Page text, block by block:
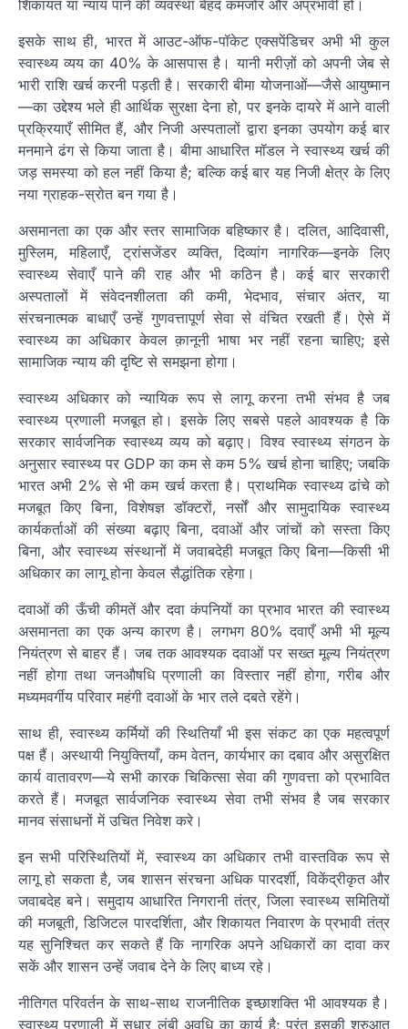
शिकायत या न्याय पाने की व्यवस्था बेहद कमजोर और अप्रभावी हो।
इसके साथ ही, भारत में आउट-ऑफ-पॉकेट एक्सपेंडिचर अभी भी कुल
स्वास्थ्य व्यय का 40% के आसपास है। यानी मरीज़ों को अपनी जेब से
भारी राशि खर्च करनी पड़ती है। सरकारी बीमा योजनाओं—जैसे आयुष्मान
—का उद्देश्य भले ही आर्थिक सुरक्षा देना हो, पर इनके दायरे में आने वाली
प्रक्रियाएँ सीमित हैं, और निजी अस्पतालों द्वारा इनका उपयोग कई बार
मनमाने ढंग से किया जाता है। बीमा आधारित मॉडल ने स्वास्थ्य खर्च की
जड़ समस्या को हल नहीं किया है; बल्कि कई बार यह निजी क्षेत्र के लिए
नया ग्राहक-स्रोत बन गया है।
असमानता का एक और स्तर सामाजिक बहिष्कार है। दलित, आदिवासी,
मुस्लिम, महिलाएँ, ट्रांसजेंडर व्यक्ति, दिव्यांग नागरिक—इनके लिए
स्वास्थ्य सेवाएँ पाने की राह और भी कठिन है। कई बार सरकारी
अस्पतालों में संवेदनशीलता की कमी, भेदभाव, संचार अंतर, या
संरचनात्मक बाधाएँ उन्हें गुणवत्तापूर्ण सेवा से वंचित रखती हैं। ऐसे में
स्वास्थ्य का अधिकार केवल क़ानूनी भाषा भर नहीं रहना चाहिए; इसे
सामाजिक न्याय की दृष्टि से समझना होगा।
स्वास्थ्य अधिकार को न्यायिक रूप से लागू करना तभी संभव है जब
स्वास्थ्य प्रणाली मजबूत हो। इसके लिए सबसे पहले आवश्यक है कि
सरकार सार्वजनिक स्वास्थ्य व्यय को बढ़ाए। विश्व स्वास्थ्य संगठन के
अनुसार स्वास्थ्य पर GDP का कम से कम 5% खर्च होना चाहिए; जबकि
भारत अभी 2% से भी कम खर्च करता है। प्राथमिक स्वास्थ्य ढांचे को
मजबूत किए बिना, विशेषज्ञ डॉक्टरों, नर्सों और सामुदायिक स्वास्थ्य
कार्यकर्ताओं की संख्या बढ़ाए बिना, दवाओं और जांचों को सस्ता किए
बिना, और स्वास्थ्य संस्थानों में जवाबदेही मजबूत किए बिना—किसी भी
अधिकार का लागू होना केवल सैद्धांतिक रहेगा।
दवाओं की ऊँची कीमतें और दवा कंपनियों का प्रभाव भारत की स्वास्थ्य
असमानता का एक अन्य कारण है। लगभग 80% दवाएँ अभी भी मूल्य
नियंत्रण से बाहर हैं। जब तक आवश्यक दवाओं पर सख्त मूल्य नियंत्रण
नहीं होगा तथा जनऔषधि प्रणाली का विस्तार नहीं होगा, गरीब और
मध्यमवर्गीय परिवार महंगी दवाओं के भार तले दबते रहेंगे।
साथ ही, स्वास्थ्य कर्मियों की स्थितियाँ भी इस संकट का एक महत्वपूर्ण
पक्ष हैं। अस्थायी नियुक्तियाँ, कम वेतन, कार्यभार का दबाव और असुरक्षित
कार्य वातावरण—ये सभी कारक चिकित्सा सेवा की गुणवत्ता को प्रभावित
करते हैं। मजबूत सार्वजनिक स्वास्थ्य सेवा तभी संभव है जब सरकार
मानव संसाधनों में उचित निवेश करे।
इन सभी परिस्थितियों में, स्वास्थ्य का अधिकार तभी वास्तविक रूप से
लागू हो सकता है, जब शासन संरचना अधिक पारदर्शी, विकेंद्रीकृत और
जवाबदेह बने। समुदाय आधारित निगरानी तंत्र, जिला स्वास्थ्य समितियों
की मजबूती, डिजिटल पारदर्शिता, और शिकायत निवारण के प्रभावी तंत्र
यह सुनिश्चित कर सकते हैं कि नागरिक अपने अधिकारों का दावा कर
सकें और शासन उन्हें जवाब देने के लिए बाध्य रहे।
नीतिगत परिवर्तन के साथ-साथ राजनीतिक इच्छाशक्ति भी आवश्यक है।
स्वास्थ्य प्रणाली में सुधार लंबी अवधि का कार्य है; परंतु इसकी शुरुआत